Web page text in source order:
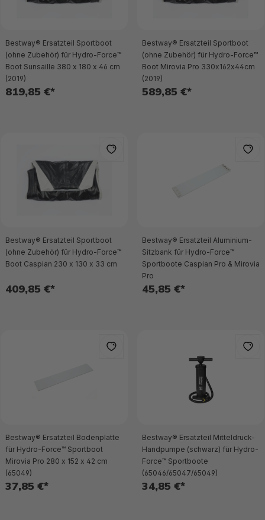
Bestway® Ersatzteil Sportboot
(ohne Zubehör) für Hydro-Force™
Boot Sunsaille 380 x 180 x 46 cm
(2019)
819,85 €*
Bestway® Ersatzteil Sportboot
(ohne Zubehör) für Hydro-Force™
Boot Mirovia Pro 330x162x44cm
(2019)
589,85 €*
Bestway® Ersatzteil Sportboot
(ohne Zubehör) für Hydro-Force™
Boot Caspian 230 x 130 x 33 cm
409,85 €*
Bestway® Ersatzteil Aluminium-
Sitzbank für Hydro-Force™
Sportboote Caspian Pro & Mirovia
Pro
45,85 €*
Bestway® Ersatzteil Bodenplatte
für Hydro-Force™ Sportboot
Mirovia Pro 280 x 152 x 42 cm
(65049)
37,85 €*
Bestway® Ersatzteil Mitteldruck-
Handpumpe (schwarz) für Hydro-
Force™ Sportboote
(65046/65047/65049)
34,85 €*